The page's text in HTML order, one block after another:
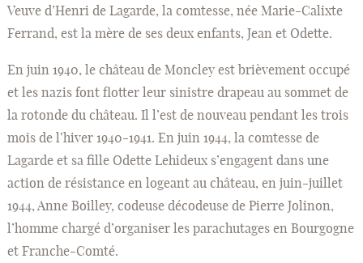
Veuve d’Henri de Lagarde, la comtesse, née Marie-Calixte
Ferrand, est la mère de ses deux enfants, Jean et Odette.
En juin 1940, le château de Moncley est brièvement occupé
et les nazis font flotter leur sinistre drapeau au sommet de
la rotonde du château. Il l’est de nouveau pendant les trois
mois de l’hiver 1940-1941. En juin 1944, la comtesse de
Lagarde et sa fille Odette Lehideux s’engagent dans une
action de résistance en logeant au château, en juin-juillet
1944, Anne Boilley, codeuse décodeuse de Pierre Jolinon,
l’homme chargé d’organiser les parachutages en Bourgogne
et Franche-Comté.